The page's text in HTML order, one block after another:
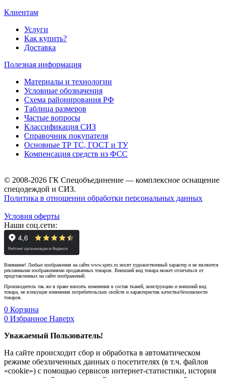
Клиентам
Услуги
Как купить?
Доставка
Полезная информация
Материалы и технологии
Условные обозначения
Схема районирования РФ
Таблица размеров
Частые вопросы
Классификация СИЗ
Справочник покупателя
Основные ТР ТС, ГОСТ и ТУ
Компенсация средств из ФСС
© 2008-2026 ГК Спецобъединение — комплексное оснащение
спецодеждой и СИЗ.
Политика в отношении обработки персональных данных
Условия оферты
Наши соц.сети:
Внимание! Любые изображения на сайте www.spets.ru носят художественный характер и не являются
рекламными изображениями продаваемых товаров. Внешний вид товара может отличаться от
представленных на сайте изображений.
Производитель так же в праве вносить изменения в состав тканей, конструкцию и внешний вид
товара, не влекущие изменения потребительских свойств и характеристик качества/безопасности
товаров.
0 Корзина
0 Избранное Наверх
Уважаемый Пользователь!
На сайте происходит сбор и обработка в автоматическом
режиме обезличенных данных о посетителях (в т.ч. файлов
«cookie») с помощью сервисов интернет-статистики, история